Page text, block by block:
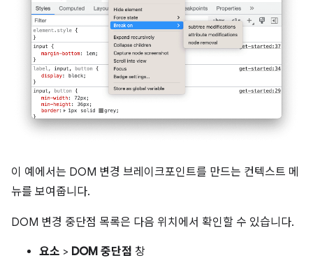
이 예에서는 DOM 변경 브레이크포인트를 만드는 컨텍스트 메
뉴를 보여줍니다.
DOM 변경 중단점 목록은 다음 위치에서 확인할 수 있습니다.
요소 > DOM 중단점 창